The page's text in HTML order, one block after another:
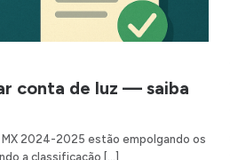
conta de luz — saiba
MX 2024-2025 estão empolgando os
a classificação […]